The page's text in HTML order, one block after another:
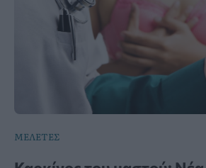
ΜΕΛΕΤΕΣ